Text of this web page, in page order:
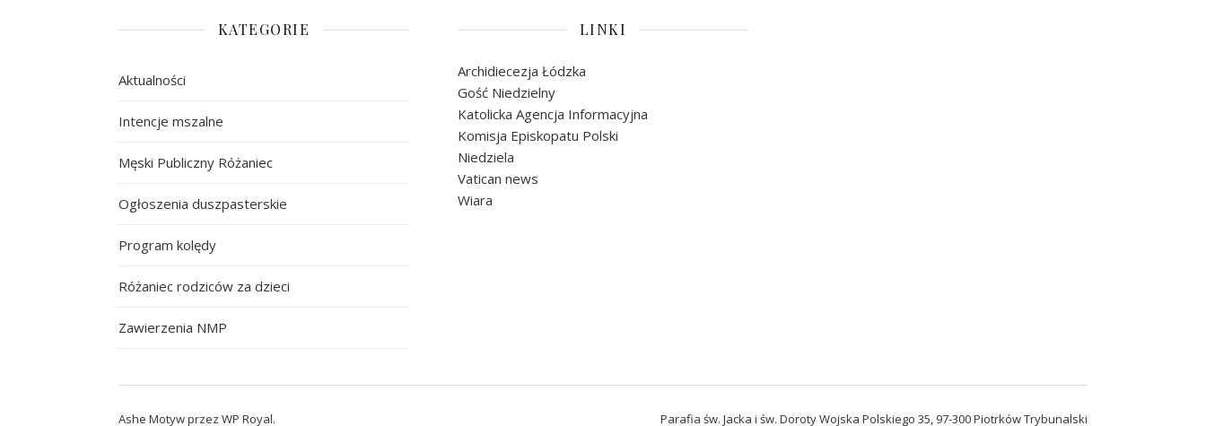
KATEGORIE
Aktualności
Intencje mszalne
Męski Publiczny Różaniec
Ogłoszenia duszpasterskie
Program kolędy
Różaniec rodziców za dzieci
Zawierzenia NMP
LINKI
Archidiecezja Łódzka
Gość Niedzielny
Katolicka Agencja Informacyjna
Komisja Episkopatu Polski
Niedziela
Vatican news
Wiara
Parafia św. Jacka i św. Doroty Wojska Polskiego 35, 97-300 Piotrków Trybunalski
Ashe Motyw przez WP Royal.